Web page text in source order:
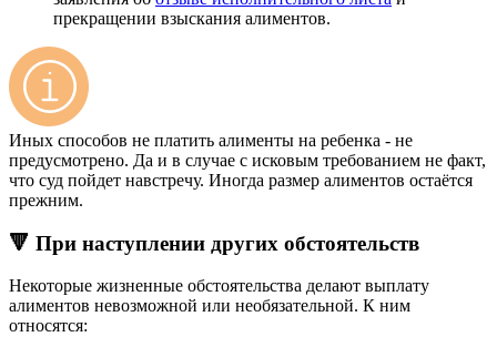
прекращении взыскания алиментов.
Иных способов не платить алименты на ребенка - не
предусмотрено. Да и в случае с исковым требованием не факт,
что суд пойдет навстречу. Иногда размер алиментов остаётся
прежним.
🔻 При наступлении других обстоятельств
Некоторые жизненные обстоятельства делают выплату
алиментов невозможной или необязательной. К ним
относятся: